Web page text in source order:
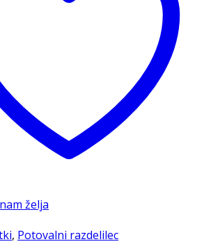
želja
, Potovalni razdelilec